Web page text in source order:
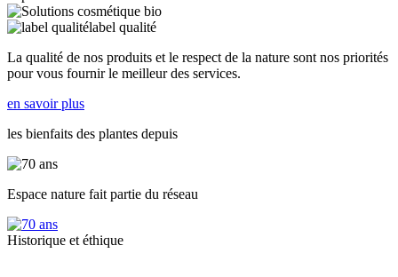
label qualité
La qualité de nos produits et le respect de la nature sont nos priorités
pour vous fournir le meilleur des services.
en savoir plus
les bienfaits des plantes depuis
Espace nature fait partie du réseau
Historique et éthique